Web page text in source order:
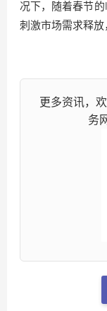
况下，随着春节
刺激市场需求释放
更多资讯，
务